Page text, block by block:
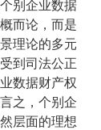
别企业数据
而论，而是
理论的多元
到司法公正
数据财产权
之，个别企
层面的理想